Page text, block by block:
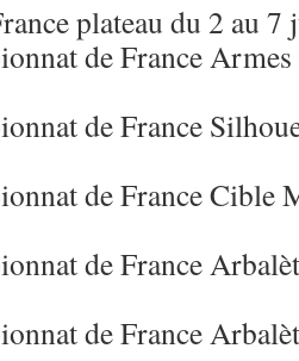
plateau du 2 au 7
de France Armes
de France
de France Cible
de France
de France